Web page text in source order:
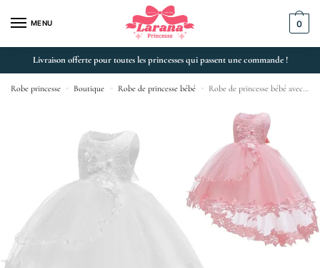
MENU 0
Livraison offerte pour toutes les princesses qui passent une commande !
Robe princesse » Boutique » Robe de princesse bébé » Robe de princesse bébé avec dentelle et traîne pour baptême